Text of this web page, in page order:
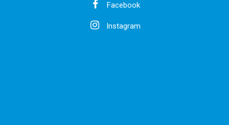
Facebook
Instagram